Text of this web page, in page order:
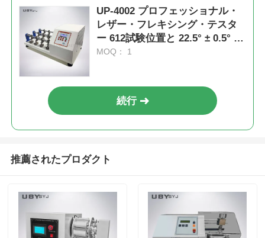
UP-4002 プロフェッショナル・
レザー・フレキシング・テスタ
ー 612試験位置と 22.5° ± 0.5° 折
りたたみ角を 70 ± 5 x 45 ± 5
MOQ： 1
続行
推薦されたプロダクト